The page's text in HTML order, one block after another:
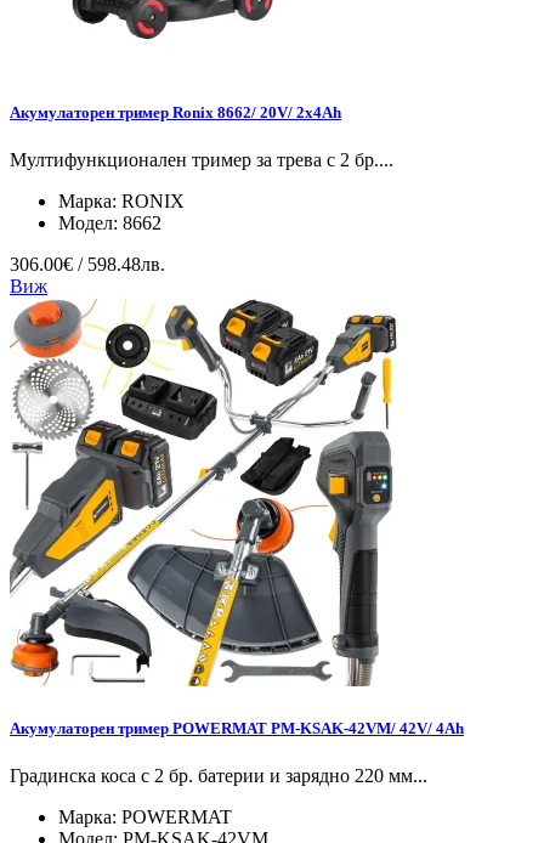
Акумулаторен тример Ronix 8662/ 20V/ 2x4Ah
Мултифункционален тример за трева с 2 бр....
Марка: RONIX
Модел: 8662
306.00€ / 598.48лв.
Виж
Акумулаторен тример POWERMAT PM-KSAK-42VM/ 42V/ 4Ah
Градинска коса с 2 бр. батерии и зарядно 220 мм...
Марка: POWERMAT
Модел: PM-KSAK-42VM